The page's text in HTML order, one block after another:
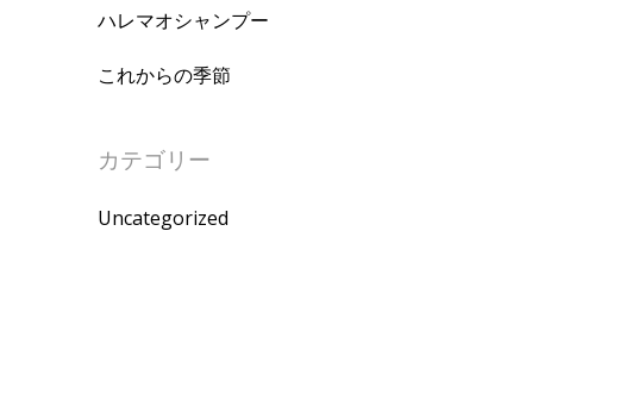
ハレマオシャンプー
これからの季節
カテゴリー
Uncategorized